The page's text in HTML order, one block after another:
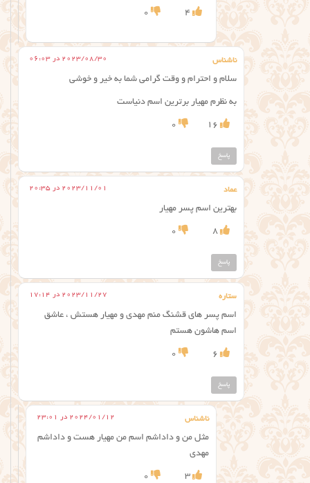
4
0
ناشناس 2023/08/30 در 06:03
سلام و احترام و وقت گرامی شما به خیر و خوشی
به نظرم مهیار برترین اسم دنیاست
16
0
پاسخ
عماد 2023/11/01 در 20:35
بهترین اسم پسر مهیار
8
0
پاسخ
ستاره 2023/11/27 در 17:14
اسم پسر های قشنگ منم مهدی و مهیار هستش ، عاشق
اسم هاشون هستم
6
0
پاسخ
ناشناس 2024/01/12 در 23:01
مثل من و داداشم اسم من مهیار هست و داداشم
مهدی
3
0